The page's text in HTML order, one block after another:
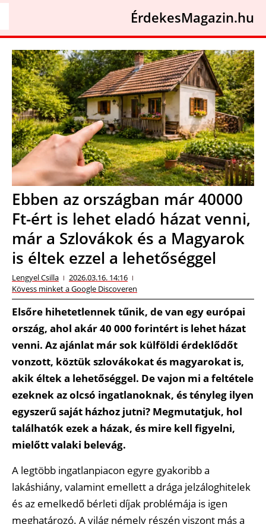
ÉrdekesMagazin.hu
Ebben az országban már 40000
Ft-ért is lehet eladó házat venni,
már a Szlovákok és a Magyarok
is éltek ezzel a lehetőséggel
Lengyel Csilla
2026.03.16. 14:16
Kövess minket a Google Discoveren
Elsőre hihetetlennek tűnik, de van egy európai
ország, ahol akár 40 000 forintért is lehet házat
venni. Az ajánlat már sok külföldi érdeklődőt
vonzott, köztük szlovákokat és magyarokat is,
akik éltek a lehetőséggel. De vajon mi a feltétele
ezeknek az olcsó ingatlanoknak, és tényleg ilyen
egyszerű saját házhoz jutni? Megmutatjuk, hol
találhatók ezek a házak, és mire kell figyelni,
mielőtt valaki belevág.
A legtöbb ingatlanpiacon egyre gyakoribb a
lakáshiány, valamint emellett a drága jelzáloghitelek
és az emelkedő bérleti díjak problémája is igen
meghatározó. A világ némely részén viszont más a